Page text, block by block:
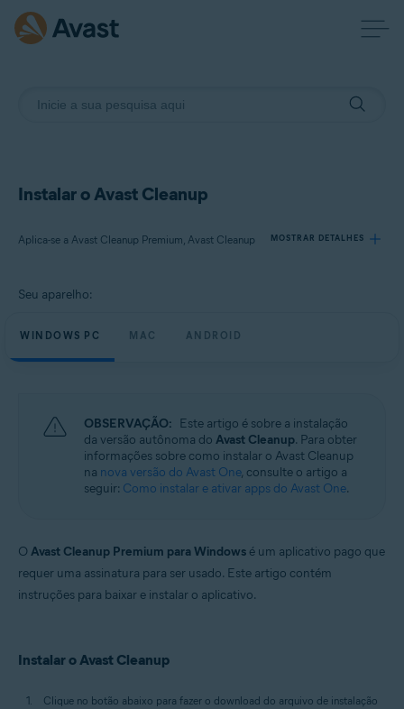
Instalar o Avast Cleanup
Aplica-se a Avast Cleanup Premium, Avast Cleanup MOSTRAR DETALHES
Avast Cleanup Premium
Seu aparelho:
WINDOWS PC MAC ANDROID
OBSERVAÇÃO: Este artigo é sobre a instalação
da versão autônoma do Avast Cleanup. Para obter
informações sobre como instalar o Avast Cleanup
na nova versão do Avast One, consulte o artigo a
seguir: Como instalar e ativar apps do Avast One.
O Avast Cleanup Premium para Windows é um aplicativo pago que
requer uma assinatura para ser usado. Este artigo contém
instruções para baixar e instalar o aplicativo.
Instalar o Avast Cleanup
Clique no botão abaixo para fazer o download do arquivo de instalação